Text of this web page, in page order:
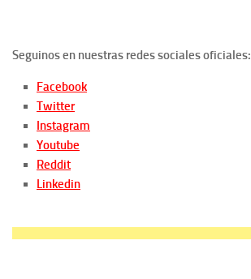
Seguinos en nuestras redes sociales oficiales:
Facebook
Twitter
Instagram
Youtube
Reddit
Linkedin